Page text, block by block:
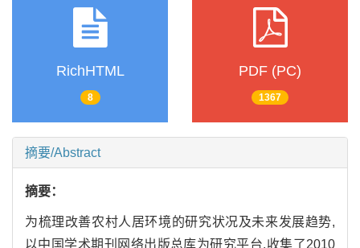
RichHTML
8
PDF (PC)
1367
摘要/Abstract
摘要：
为梳理改善农村人居环境的研究状况及未来发展趋势,
以中国学术期刊网络出版总库为研究平台,收集了2010